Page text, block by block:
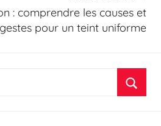
: comprendre les causes et
pour un teint uniforme